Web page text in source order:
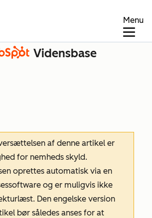
Menu
Vidensbase
af denne artikel er
for nemheds skyld.
oprettes automatisk via en
og er muligvis ikke
Den engelske version
bør således anses for at